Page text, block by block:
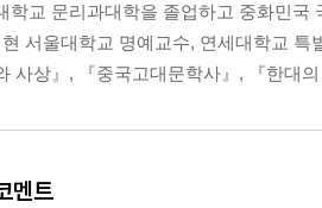
학교 문리과대학을 졸업하고 중화민
서울대학교 명예교수, 연세대학교
사상』, 『중국고대문학사』, 『한대
멘트